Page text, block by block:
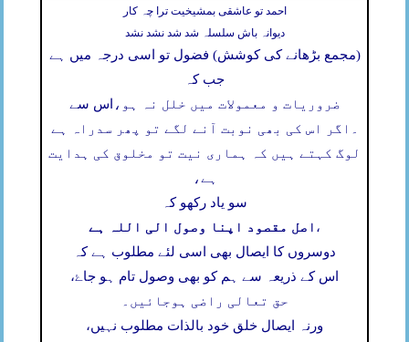
احمد تو عاشقی بمشیخیت ترا چہ کار
دیوانہ باش سلسلہ شد شد نشد نشد
(مجمع بڑھانے کی کوشش) فضول تو اسی درجہ میں ہے
جب کہ
اس سے ضروریات و معمولات میں خلل نہ ہو،
اگر اس کی بھی نوبت آنے لگے تو پھر سدراہ ہے
لوگ کہتے ہیں کہ ہماری نیت تو مخلوق کی ہدایت
ہے،
سو یاد رکھو کہ
اصل مقصود اپنا وصول الی اللہ ہے ،
دوسروں کا ایصال بھی اسی لئے مطلوب ہے کہ
اس کے ذریعہ سے ہم کو بھی وصول تام ہو جاۓ،
حق تعالی راضی ہوجائیں۔
ورنہ ایصال خلق خود بالذات مطلوب نہیں،